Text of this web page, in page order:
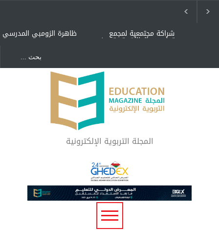
ظاهرة الزومبي المدرسي شراكة مجتمعية لمجمع
تعليمي بالطائف تستهدف
"كنت أنضرب ومافيني إلا
العافية" هل هذا مبرر
لاستمرار أسلوب التربية
المتوارث؟
لماذا تعد برامج توعية الأطفال
بخصوصية الجسد وقاية لا
فضول؟
المجلة التربوية الإلكترونية